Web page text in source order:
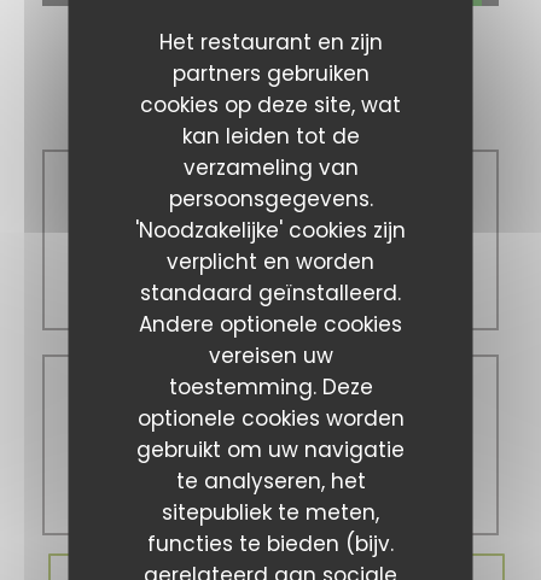
Het restaurant en zijn
partners gebruiken
cookies op deze site, wat
kan leiden tot de
verzameling van
persoonsgegevens.
'Noodzakelijke' cookies zijn
verplicht en worden
standaard geïnstalleerd.
Andere optionele cookies
vereisen uw
toestemming. Deze
optionele cookies worden
gebruikt om uw navigatie
te analyseren, het
sitepubliek te meten,
functies te bieden (bijv.
gerelateerd aan sociale
navigatie- en locatiegegevens verzamelen.
Openingstijden
Maa-Vri
11:00 - 14:00
19:00 - 22:00
Zat-Zon
Gesloten